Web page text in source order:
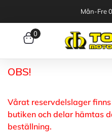
Mån-Fre
0
OBS!
Vårat reservdelslager
butiken och delar hämtas
beställning.